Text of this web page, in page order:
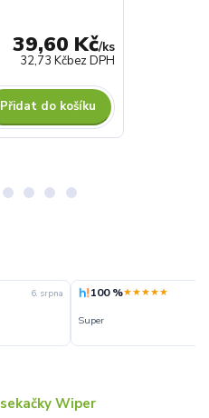
39,60 Kč/ks
32,73 Kčbez DPH
Přidat do košíku
6. srpna 100 %★★★★★
Super